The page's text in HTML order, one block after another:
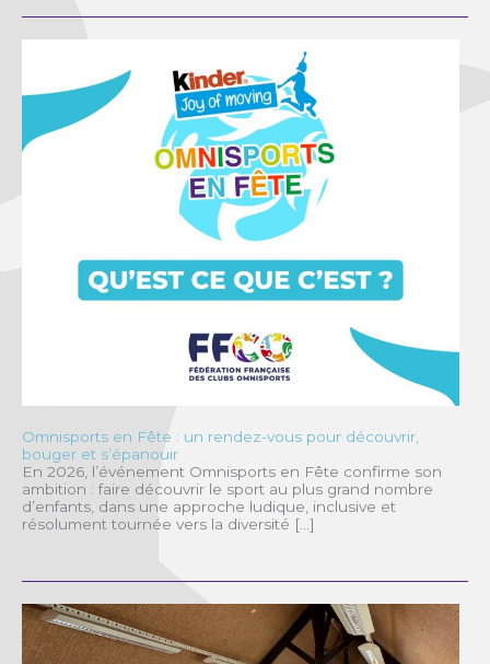
Omnisports en Fête : un rendez-vous pour découvrir,
bouger et s’épanouir
En 2026, l’événement Omnisports en Fête confirme son
ambition : faire découvrir le sport au plus grand nombre
d’enfants, dans une approche ludique, inclusive et
résolument tournée vers la diversité […]